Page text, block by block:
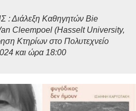
Καθηγητών Bie
Cleempoel (Hasselt University,
Κτηρίων στο Πολυτεχνείο
και ώρα 18:00